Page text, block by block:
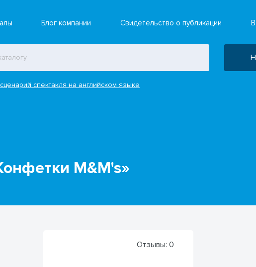
Блог компании Свидетельство о публикации
сценарий спектакля на английском языке
M&M's»
Отзывы: 0